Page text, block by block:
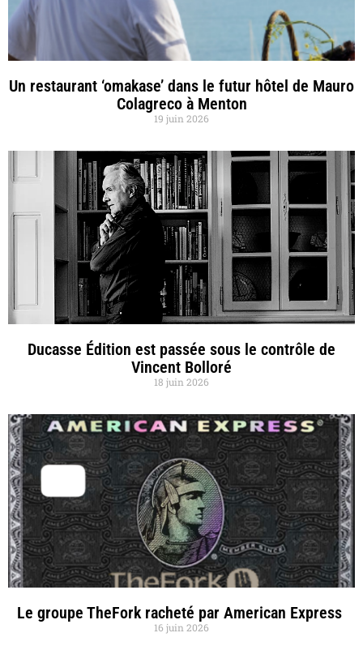
Un restaurant ‘omakase’ dans le futur hôtel de Mauro
Colagreco à Menton
19 juin 2026
Ducasse Édition est passée sous le contrôle de
Vincent Bolloré
18 juin 2026
Le groupe TheFork racheté par American Express
16 juin 2026